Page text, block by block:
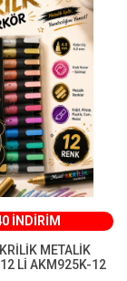
İNDİRİM
METALİK
Lİ AKM925K-12